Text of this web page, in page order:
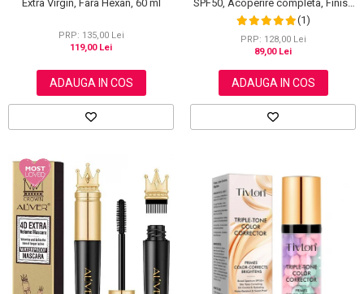
Extra Virgin, Fara Hexan, 60 ml
PRP: 135,00 Lei
119,00 Lei
ADAUGA IN COS
SPF50, Acoperire completa, Finish
mat, Rezistenta, Anti Roseata, CC
Cream Sefudun, 30 ml
(1)
PRP: 128,00 Lei
89,00 Lei
ADAUGA IN COS